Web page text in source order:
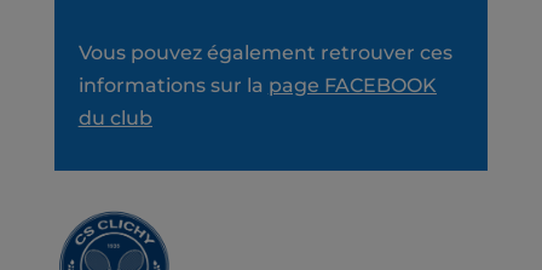
Vous pouvez également retrouver ces
informations sur la page FACEBOOK
du club